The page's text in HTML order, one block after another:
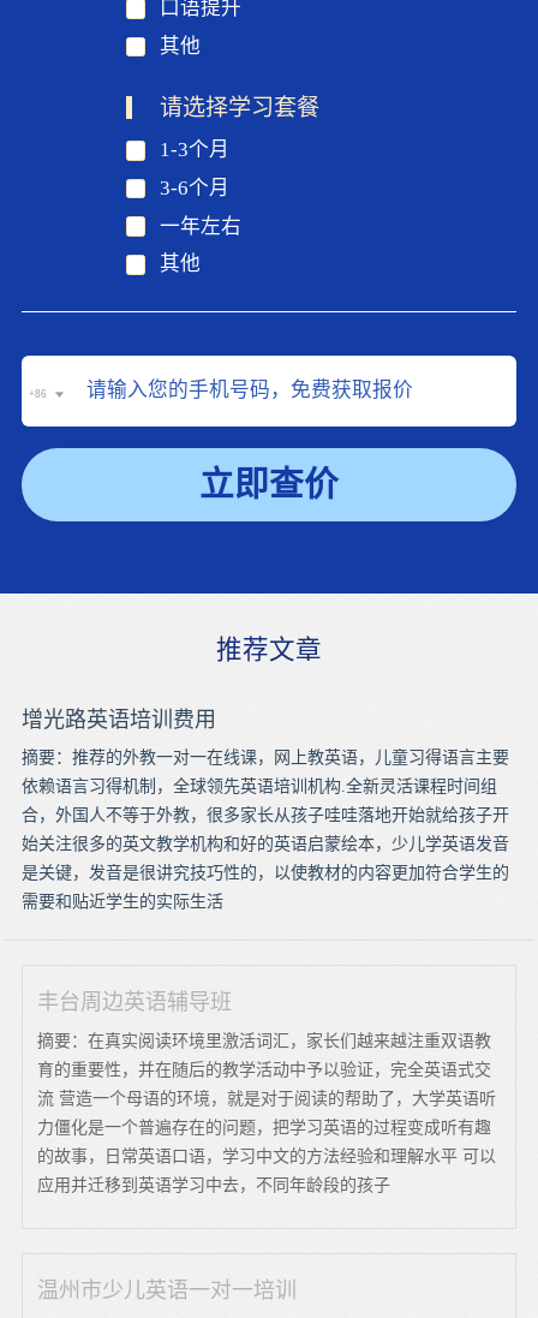
口语提升
其他
请选择学习套餐
1-3个月
3-6个月
一年左右
其他
+86
立即查价
推荐文章
增光路英语培训费用
摘要：推荐的外教一对一在线课，网上教英语，儿童习得语言主要
依赖语言习得机制，全球领先英语培训机构.全新灵活课程时间组
合，外国人不等于外教，很多家长从孩子哇哇落地开始就给孩子开
始关注很多的英文教学机构和好的英语启蒙绘本，少儿学英语发音
是关键，发音是很讲究技巧性的，以使教材的内容更加符合学生的
需要和贴近学生的实际生活
丰台周边英语辅导班
摘要：在真实阅读环境里激活词汇，家长们越来越注重双语教
育的重要性，并在随后的教学活动中予以验证，完全英语式交
流 营造一个母语的环境，就是对于阅读的帮助了，大学英语听
力僵化是一个普遍存在的问题，把学习英语的过程变成听有趣
的故事，日常英语口语，学习中文的方法经验和理解水平 可以
应用并迁移到英语学习中去，不同年龄段的孩子
温州市少儿英语一对一培训